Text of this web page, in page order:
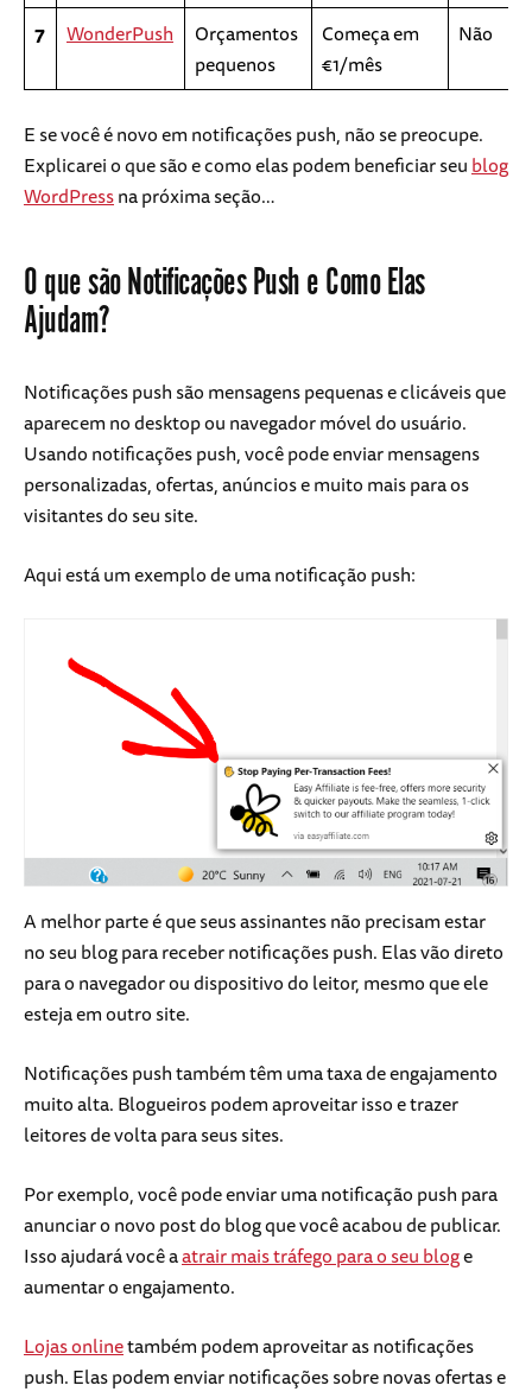
7 WonderPush
Orçamentos
pequenos
Começa em
€1/mês
Não
E se você é novo em notificações push, não se preocupe.
Explicarei o que são e como elas podem beneficiar seublog
WordPressna próxima seção…
O que são Notificações Push e Como Elas
Ajudam?
Notificações push são mensagens pequenas e clicáveis que
aparecem no desktop ou navegador móvel do usuário.
Usando notificações push, você pode enviar mensagens
personalizadas, ofertas, anúncios e muito mais para os
visitantes do seu site.
Aqui está um exemplo de uma notificação push:
A melhor parte é que seus assinantes não precisam estar
no seu blog para receber notificações push. Elas vão direto
para o navegador ou dispositivo do leitor, mesmo que ele
esteja em outro site.
Notificações push também têm uma taxa de engajamento
muito alta. Blogueiros podem aproveitar isso e trazer
leitores de volta para seus sites.
Por exemplo, você pode enviar uma notificação push para
anunciar o novo post do blog que você acabou de publicar.
Isso ajudará você aatrair mais tráfego para o seu bloge
aumentar o engajamento.
Lojas onlinetambém podem aproveitar as notificações
push. Elas podem enviar notificações sobre novas ofertas e